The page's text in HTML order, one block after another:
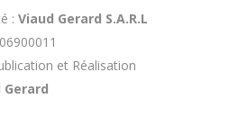
: Viaud Gerard S.A.R.L
et Réalisation
Gerard